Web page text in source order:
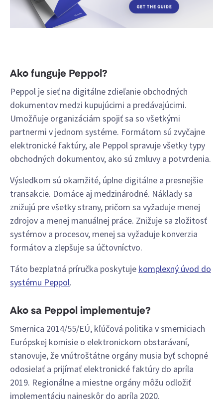
Ako funguje Peppol?
Peppol je sieť na digitálne zdieľanie obchodných
dokumentov medzi kupujúcimi a predávajúcimi.
Umožňuje organizáciám spojiť sa so všetkými
partnermi v jednom systéme. Formátom sú zvyčajne
elektronické faktúry, ale Peppol spravuje všetky typy
obchodných dokumentov, ako sú zmluvy a potvrdenia.
Výsledkom sú okamžité, úplne digitálne a presnejšie
transakcie. Domáce aj medzinárodné. Náklady sa
znižujú pre všetky strany, pričom sa vyžaduje menej
zdrojov a menej manuálnej práce. Znižuje sa zložitosť
systémov a procesov, menej sa vyžaduje konverzia
formátov a zlepšuje sa účtovníctvo.
Táto bezplatná príručka poskytuje komplexný úvod do
systému Peppol.
Ako sa Peppol implementuje?
Smernica 2014/55/EÚ, kľúčová politika v smerniciach
Európskej komisie o elektronickom obstarávaní,
stanovuje, že vnútroštátne orgány musia byť schopné
odosielať a prijímať elektronické faktúry do apríla
2019. Regionálne a miestne orgány môžu odložiť
implementáciu najneskôr do apríla 2020.